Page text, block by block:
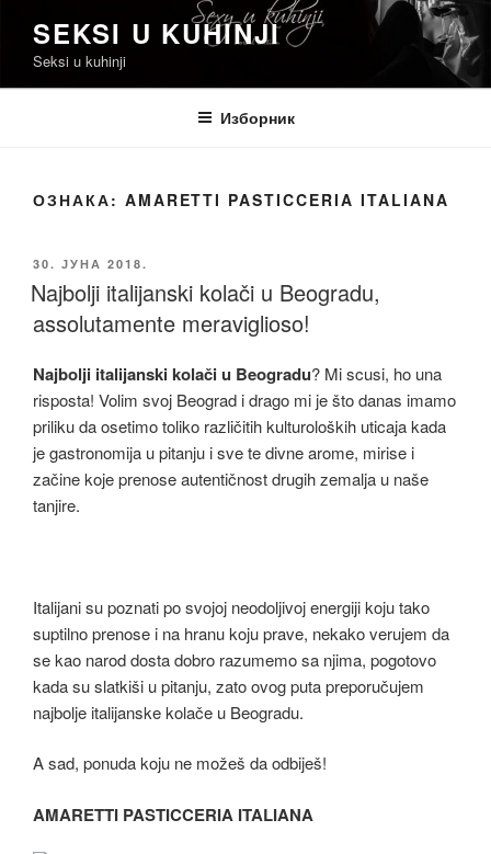
садржај
SEKSI U KUHINJI
Seksi u kuhinji
Изборник
ОЗНАКА: AMARETTI PASTICCERIA ITALIANA
ОБЈАВЉЕНО
30. ЈУНА 2018.
Najbolji italijanski kolači u Beogradu,
assolutamente meraviglioso!
Najbolji italijanski kolači u Beogradu? Mi scusi, ho una
risposta! Volim svoj Beograd i drago mi je što danas imamo
priliku da osetimo toliko različitih kulturoloških uticaja kada
je gastronomija u pitanju i sve te divne arome, mirise i
začine koje prenose autentičnost drugih zemalja u naše
tanjire.
Italijani su poznati po svojoj neodoljivoj energiji koju tako
suptilno prenose i na hranu koju prave, nekako verujem da
se kao narod dosta dobro razumemo sa njima, pogotovo
kada su slatkiši u pitanju, zato ovog puta preporučujem
najbolje italijanske kolače u Beogradu.
A sad, ponuda koju ne možeš da odbiješ!
AMARETTI PASTICCERIA ITALIANA